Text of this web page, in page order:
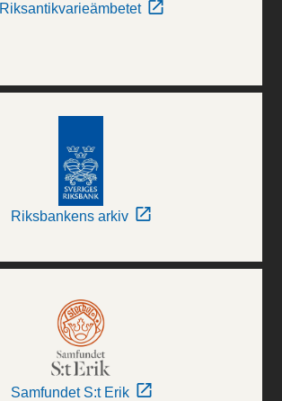
Riksantikvarieämbetet
Riksbankens arkiv
Samfundet S:t Erik